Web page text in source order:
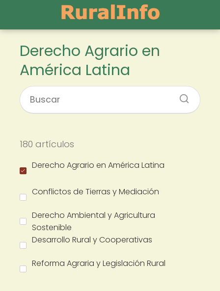
Derecho Agrario en
América Latina
180 artículos
Derecho Agrario en América Latina
Conflictos de Tierras y Mediación
Derecho Ambiental y Agricultura
Sostenible
Desarrollo Rural y Cooperativas
Reforma Agraria y Legislación Rural